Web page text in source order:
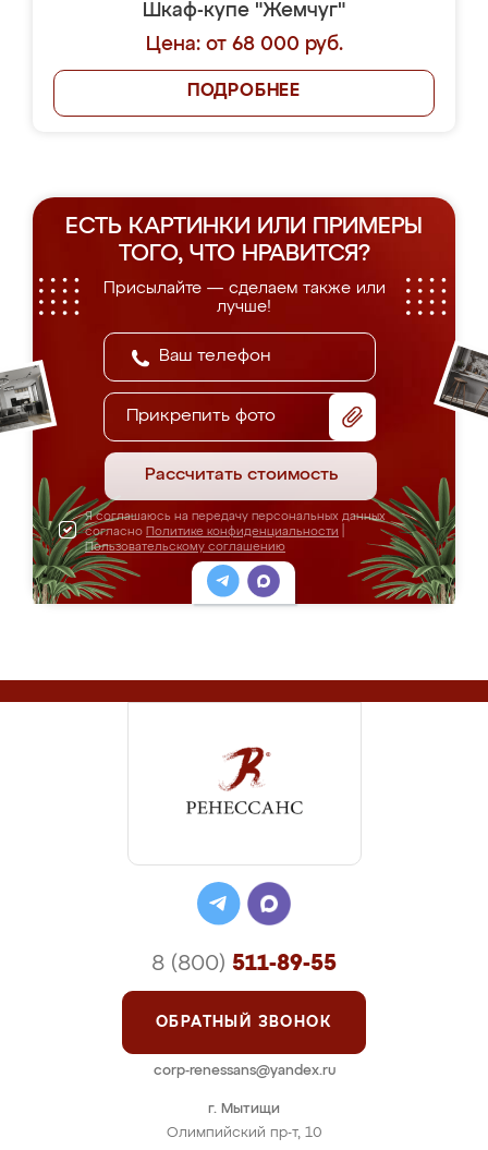
Шкаф-купе "Жемчуг"
Цена: от 68 000 руб.
ПОДРОБНЕЕ
ЕСТЬ КАРТИНКИ ИЛИ ПРИМЕРЫ
ТОГО, ЧТО НРАВИТСЯ?
Присылайте — сделаем также или
лучше!
Прикрепить фото
Рассчитать стоимость
Я соглашаюсь на передачу персональных данных
согласно Политике конфиденциальности
Пользовательскому соглашению
г. Мытищи
Олимпийский пр-т, 10
8 (800) 511-89-55
ОБРАТНЫЙ ЗВОНОК
corp-renessans@yandex.ru